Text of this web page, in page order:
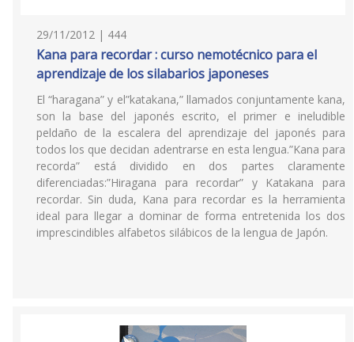
29/11/2012 | 444
Kana para recordar : curso nemotécnico para el
aprendizaje de los silabarios japoneses
El “haragana” y el”katakana,” llamados conjuntamente kana,
son la base del japonés escrito, el primer e ineludible
peldaño de la escalera del aprendizaje del japonés para
todos los que decidan adentrarse en esta lengua.”Kana para
recorda” está dividido en dos partes claramente
diferenciadas:”Hiragana para recordar” y Katakana para
recordar. Sin duda, Kana para recordar es la herramienta
ideal para llegar a dominar de forma entretenida los dos
imprescindibles alfabetos silábicos de la lengua de Japón.